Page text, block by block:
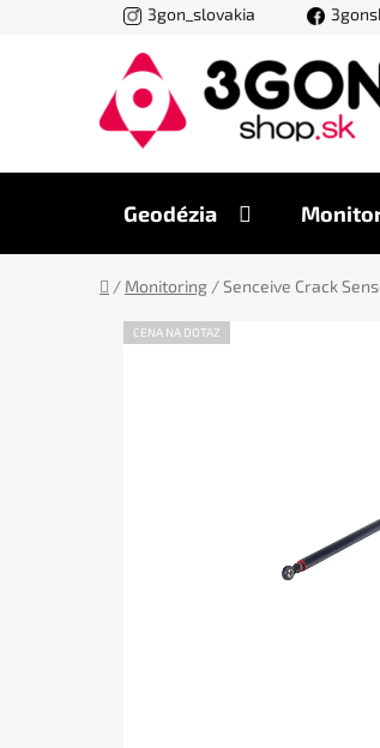
3gon_slovakia
Geodézia
Domov
/ Monitoring /Senceive Crack
CENA NA DOTAZ